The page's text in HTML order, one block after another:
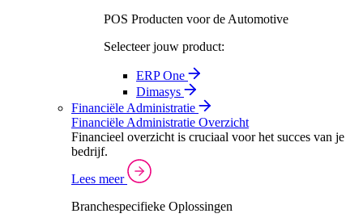
POS Producten voor de Automotive
Selecteer jouw product:
ERP One
Dimasys
Financiële Administratie
Financiële Administratie Overzicht
Financieel overzicht is cruciaal voor het succes van je
bedrijf.
Lees meer
Branchespecifieke Oplossingen